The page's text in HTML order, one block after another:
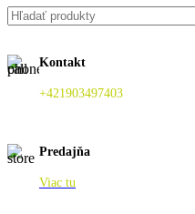
Kontakt
+421903497403
Predajňa
Viac tu